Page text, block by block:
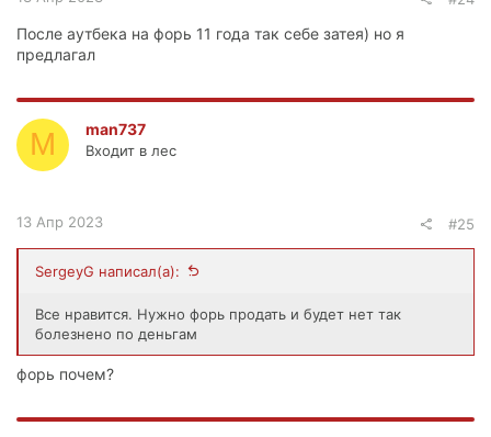
После аутбека на форь 11 года так себе затея) но я
предлагал
M man737
Входит в лес
13 Апр 2023 #25
SergeyG написал(а):
Все нравится. Нужно форь продать и будет нет так
болезнено по деньгам
форь почем?